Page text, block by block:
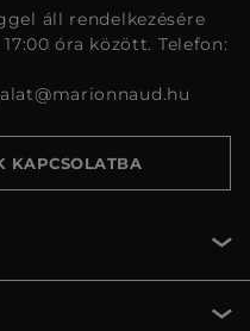
áll rendelkezésére
óra között. Telefon:
KAPCSOLATBA